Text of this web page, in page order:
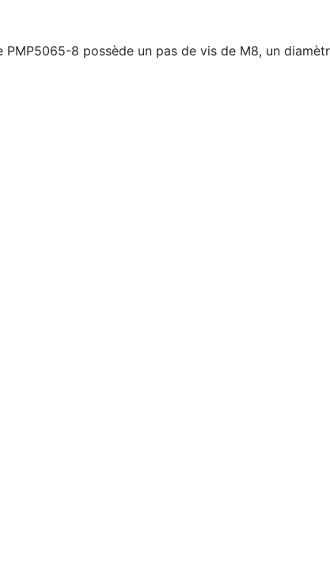
8 possède un pas de vis de M8, un